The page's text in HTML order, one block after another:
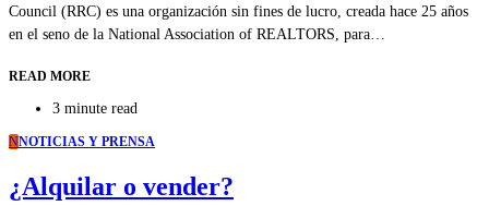
Council (RRC) es una organización sin fines de lucro, creada hace 25 años
en el seno de la National Association of REALTORS, para…
READ MORE
3 minute read
NNOTICIAS Y PRENSA
¿Alquilar o vender?